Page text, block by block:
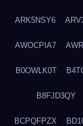
ARK5NSY6
AWOCPIA7
B0OWLK0T
B8FJD3QY
BCPQFPZX